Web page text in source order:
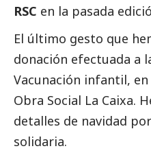
RSC en la pasada
El último gesto que
donación efectuada a
Vacunación infantil,
Obra Social La Caixa.
detalles de navidad
solidaria.